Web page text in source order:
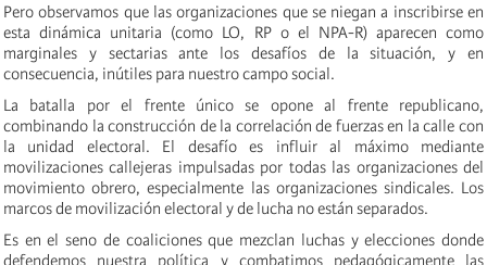
Pero observamos que las organizaciones que se niegan a inscribirse en
esta dinámica unitaria (como LO, RP o el NPA-R) aparecen como
marginales y sectarias ante los desafíos de la situación, y en
consecuencia, inútiles para nuestro campo social.
La batalla por el frente único se opone al frente republicano,
combinando la construcción de la correlación de fuerzas en la calle con
la unidad electoral. El desafío es influir al máximo mediante
movilizaciones callejeras impulsadas por todas las organizaciones del
movimiento obrero, especialmente las organizaciones sindicales. Los
marcos de movilización electoral y de lucha no están separados.
Es en el seno de coaliciones que mezclan luchas y elecciones donde
defendemos nuestra política y combatimos pedagógicamente las